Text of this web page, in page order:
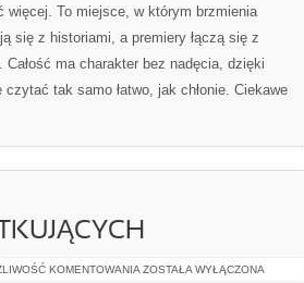
więcej. To miejsce, w którym brzmienia
się z historiami, a premiery łączą się z
Całość ma charakter bez nadęcia, dzięki
tak samo łatwo, jak chłonie. Ciekawe
KOMENTOWANIA ANGIELSKI
ZOSTAŁA WYŁĄCZONA